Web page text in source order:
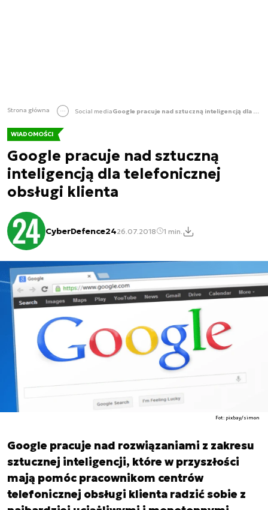
Strona główna Social media Google pracuje nad sztuczną inteligencją dla telefonicznej obsługi klienta
WIADOMOŚCI
Google pracuje nad sztuczną
inteligencją dla telefonicznej
obsługi klienta
CyberDefence2426.07.2018 1 min.
Fot: pixbay/simon
Google pracuje nad rozwiązaniami z zakresu
sztucznej inteligencji, które w przyszłości
mają pomóc pracownikom centrów
telefonicznej obsługi klienta radzić sobie z